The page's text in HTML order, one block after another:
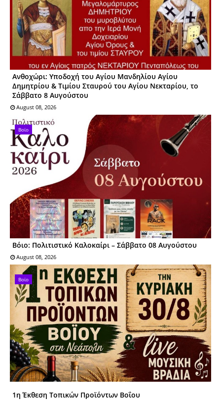
Ανθοχώρι: Υποδοχή του Αγίου Μανδηλίου Αγίου
Δημητρίου & Τιμίου Σταυρού του Αγίου Νεκταρίου, το
Σάββατο 8 Αυγούστου
August 08, 2026
Βοϊο
Βόιο: Πολιτιστικό Καλοκαίρι – Σάββατο 08 Αυγούστου
August 08, 2026
Βοϊο
1η Έκθεση Τοπικών Προϊόντων Βοΐου